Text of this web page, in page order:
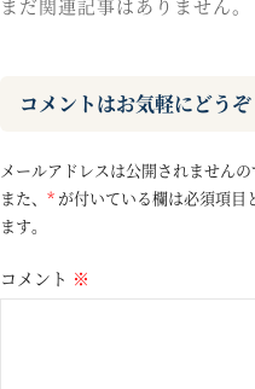
まだ関連記事はありません。
コメントはお気軽にどうぞ
メールアドレスは公開されませんの
また、 * が付いている欄は必須項目
ます。
コメント ※